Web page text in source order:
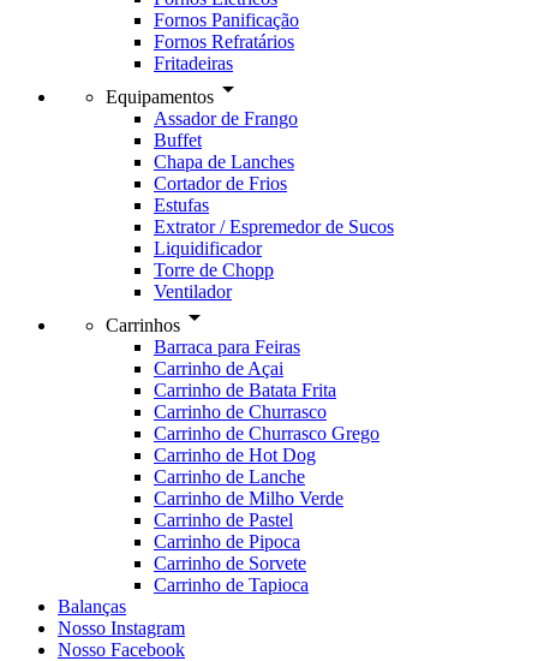
Fornos Panificação
Fornos Refratários
Fritadeiras
Equipamentos arrow_drop_down
Assador de Frango
Buffet
Chapa de Lanches
Cortador de Frios
Estufas
Extrator / Espremedor de Sucos
Liquidificador
Torre de Chopp
Ventilador
Carrinhos arrow_drop_down
Barraca para Feiras
Carrinho de Açai
Carrinho de Batata Frita
Carrinho de Churrasco
Carrinho de Churrasco Grego
Carrinho de Hot Dog
Carrinho de Lanche
Carrinho de Milho Verde
Carrinho de Pastel
Carrinho de Pipoca
Carrinho de Sorvete
Carrinho de Tapioca
Balanças
Nosso Instagram
Nosso Facebook